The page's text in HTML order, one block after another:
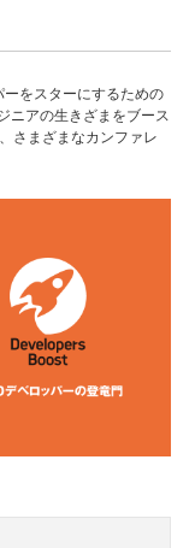
をスターにするための
ニアの生きざまをブース
さまざまなカンファレ